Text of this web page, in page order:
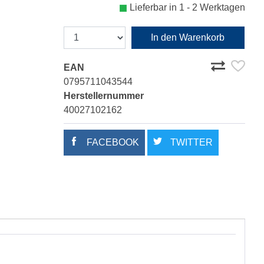
Lieferbar in 1 - 2 Werktagen
In den Warenkorb
EAN
0795711043544
Herstellernummer
40027102162
FACEBOOK TWITTER